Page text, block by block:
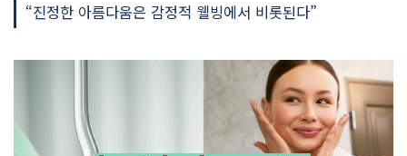
“진정한 아름다움은 감정적 웰빙에서 비롯된다”